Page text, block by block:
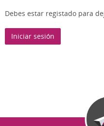
Debes estar registado para
Iniciar sesión